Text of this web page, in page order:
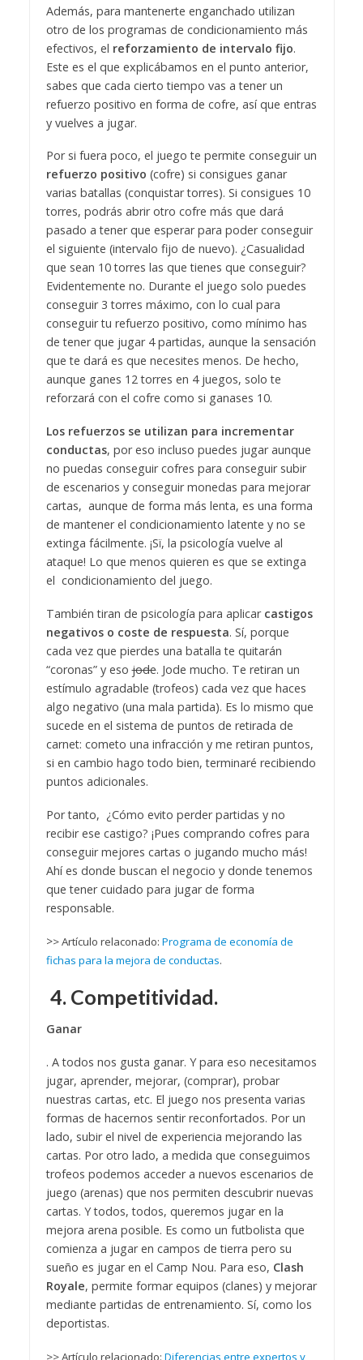
Además, para mantenerte enganchado utilizan
otro de los programas de condicionamiento más
efectivos, el reforzamiento de intervalo fijo.
Este es el que explicábamos en el punto anterior,
sabes que cada cierto tiempo vas a tener un
refuerzo positivo en forma de cofre, así que entras
y vuelves a jugar.
Por si fuera poco, el juego te permite conseguir un
refuerzo positivo (cofre) si consigues ganar
varias batallas (conquistar torres). Si consigues 10
torres, podrás abrir otro cofre más que dará
pasado a tener que esperar para poder conseguir
el siguiente (intervalo fijo de nuevo). ¿Casualidad
que sean 10 torres las que tienes que conseguir?
Evidentemente no. Durante el juego solo puedes
conseguir 3 torres máximo, con lo cual para
conseguir tu refuerzo positivo, como mínimo has
de tener que jugar 4 partidas, aunque la sensación
que te dará es que necesites menos. De hecho,
aunque ganes 12 torres en 4 juegos, solo te
reforzará con el cofre como si ganases 10.
Los refuerzos se utilizan para incrementar
conductas, por eso incluso puedes jugar aunque
no puedas conseguir cofres para conseguir subir
de escenarios y conseguir monedas para mejorar
cartas, aunque de forma más lenta, es una forma
de mantener el condicionamiento latente y no se
extinga fácilmente. ¡Sï, la psicología vuelve al
ataque! Lo que menos quieren es que se extinga
el condicionamiento del juego.
También tiran de psicología para aplicar castigos
negativos o coste de respuesta. Sí, porque
cada vez que pierdes una batalla te quitarán
“coronas” y esojode. Jode mucho. Te retiran un
estímulo agradable (trofeos) cada vez que haces
algo negativo (una mala partida). Es lo mismo que
sucede en el sistema de puntos de retirada de
carnet: cometo una infracción y me retiran puntos,
si en cambio hago todo bien, terminaré recibiendo
puntos adicionales.
Por tanto, ¿Cómo evito perder partidas y no
recibir ese castigo? ¡Pues comprando cofres para
conseguir mejores cartas o jugando mucho más!
Ahí es donde buscan el negocio y donde tenemos
que tener cuidado para jugar de forma
responsable.
>> Artículo relaconado: Programa de economía de
fichas para la mejora de conductas.
4. Competitividad.
Ganar
. A todos nos gusta ganar. Y para eso necesitamos
jugar, aprender, mejorar, (comprar), probar
nuestras cartas, etc. El juego nos presenta varias
formas de hacernos sentir reconfortados. Por un
lado, subir el nivel de experiencia mejorando las
cartas. Por otro lado, a medida que conseguimos
trofeos podemos acceder a nuevos escenarios de
juego (arenas) que nos permiten descubrir nuevas
cartas. Y todos, todos, queremos jugar en la
mejora arena posible. Es como un futbolista que
comienza a jugar en campos de tierra pero su
sueño es jugar en el Camp Nou. Para eso, Clash
Royale, permite formar equipos (clanes) y mejorar
mediante partidas de entrenamiento. Sí, como los
deportistas.
>> Artículo relacionado: Diferencias entre expertos y